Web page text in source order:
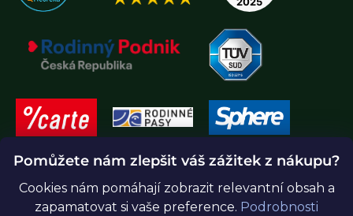
Pomůžete nám zlepšit váš zážitek z nákupu?
Cookies nám pomáhají zobrazit relevantní obsah a
zapamatovat si vaše preference. Podrobnosti